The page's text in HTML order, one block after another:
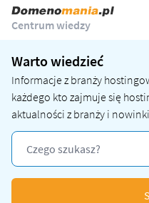
Centrum wiedzy
Warto wiedzieć
Informacje z branży
każdego kto zajmuje się
aktualności z branży i